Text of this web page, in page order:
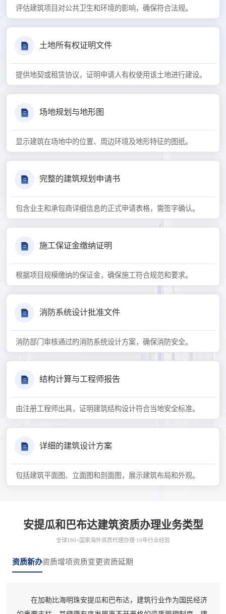
评估建筑项目对公共卫生和环境的影响，确保符合法规。
土地所有权证明文件
提供地契或租赁协议，证明申请人有权使用该土地进行建设。
场地规划与地形图
显示建筑在场地中的位置、周边环境及地形特征的图纸。
完整的建筑规划申请书
包含业主和承包商详细信息的正式申请表格，需签字确认。
施工保证金缴纳证明
根据项目规模缴纳的保证金，确保施工符合规范和要求。
消防系统设计批准文件
消防部门审核通过的消防系统设计方案，确保消防安全。
结构计算与工程师报告
由注册工程师出具，证明建筑结构设计符合当地安全标准。
详细的建筑设计方案
包括建筑平面图、立面图和剖面图，展示建筑布局和外观。
安提瓜和巴布达建筑资质办理业务类型
全球180+国家海外资质代理办理 10年行业经验
资质新办资质增项资质变更资质延期
在加勒比海明珠安提瓜和巴布达，建筑行业作为国民经济